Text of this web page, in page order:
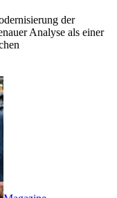
der
Analyse als einer